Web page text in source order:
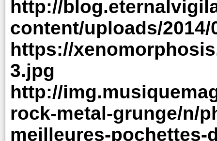
http://
content/uploads/
https://
3.jpg
http://
rock-metal-grunge/n/
meilleures-pochettes-